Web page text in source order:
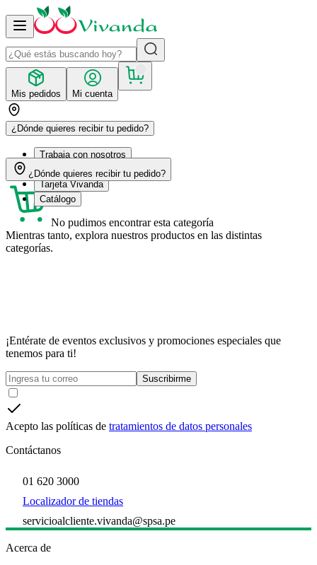
Mis pedidos Mi cuenta
¿Dónde quieres recibir tu pedido?
Trabaja con nosotros
Recetas
Tarjeta Vivanda
Catálogo
¿Dónde quieres recibir tu pedido?
No pudimos encontrar esta categoría
Mientras tanto, explora nuestros productos en las distintas
categorías.
¡Entérate de eventos exclusivos y promociones especiales que
tenemos para ti!
Suscribirme
Acepto las políticas de tratamientos de datos personales
Contáctanos
01 620 3000
Localizador de tiendas
servicioalcliente.vivanda@spsa.pe
Acerca de